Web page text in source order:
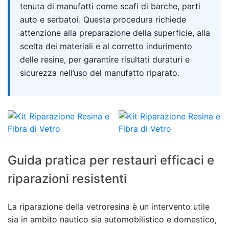
tenuta di manufatti come scafi di barche, parti
auto e serbatoi. Questa procedura richiede
attenzione alla preparazione della superficie, alla
scelta dei materiali e al corretto indurimento
delle resine, per garantire risultati duraturi e
sicurezza nell’uso del manufatto riparato.
Guida pratica per restauri efficaci e
riparazioni resistenti
La riparazione della vetroresina è un intervento utile
sia in ambito nautico sia automobilistico e domestico,